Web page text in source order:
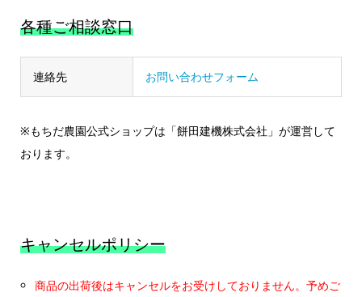
各種ご相談窓口
連絡先 お問い合わせフォーム
※もちだ農園公式ショップは「餅田建機株式会社」が運営して
おります。
キャンセルポリシー
商品の出荷後はキャンセルをお受けしておりません。予めご